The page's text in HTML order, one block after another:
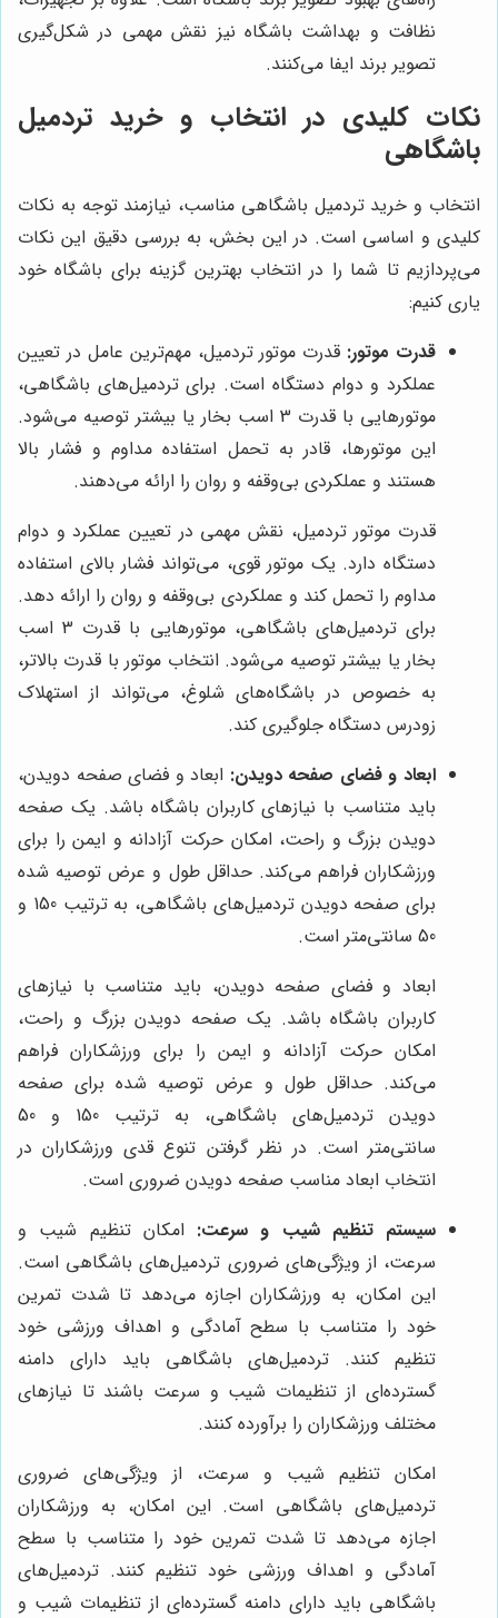
نظافت و بهداشت باشگاه نیز نقش مهمی در شکل‌گیری
تصویر برند ایفا می‌کنند.
نکات کلیدی در انتخاب و خرید تردمیل
باشگاهی
انتخاب و خرید تردمیل باشگاهی مناسب، نیازمند توجه به نکات
کلیدی و اساسی است. در این بخش، به بررسی دقیق این نکات
می‌پردازیم تا شما را در انتخاب بهترین گزینه برای باشگاه خود
یاری کنیم:
قدرت موتور: قدرت موتور تردمیل، مهم‌ترین عامل در تعیین
عملکرد و دوام دستگاه است. برای تردمیل‌های باشگاهی،
موتورهایی با قدرت 3 اسب بخار یا بیشتر توصیه می‌شود.
این موتورها، قادر به تحمل استفاده مداوم و فشار بالا
هستند و عملکردی بی‌وقفه و روان را ارائه می‌دهند.
قدرت موتور تردمیل، نقش مهمی در تعیین عملکرد و دوام
دستگاه دارد. یک موتور قوی، می‌تواند فشار بالای استفاده
مداوم را تحمل کند و عملکردی بی‌وقفه و روان را ارائه دهد.
برای تردمیل‌های باشگاهی، موتورهایی با قدرت 3 اسب
بخار یا بیشتر توصیه می‌شود. انتخاب موتور با قدرت بالاتر،
به خصوص در باشگاه‌های شلوغ، می‌تواند از استهلاک
زودرس دستگاه جلوگیری کند.
ابعاد و فضای صفحه دویدن: ابعاد و فضای صفحه دویدن،
باید متناسب با نیازهای کاربران باشگاه باشد. یک صفحه
دویدن بزرگ و راحت، امکان حرکت آزادانه و ایمن را برای
ورزشکاران فراهم می‌کند. حداقل طول و عرض توصیه شده
برای صفحه دویدن تردمیل‌های باشگاهی، به ترتیب 150 و
50 سانتی‌متر است.
ابعاد و فضای صفحه دویدن، باید متناسب با نیازهای
کاربران باشگاه باشد. یک صفحه دویدن بزرگ و راحت،
امکان حرکت آزادانه و ایمن را برای ورزشکاران فراهم
می‌کند. حداقل طول و عرض توصیه شده برای صفحه
دویدن تردمیل‌های باشگاهی، به ترتیب 150 و 50
سانتی‌متر است. در نظر گرفتن تنوع قدی ورزشکاران در
انتخاب ابعاد مناسب صفحه دویدن ضروری است.
سیستم تنظیم شیب و سرعت: امکان تنظیم شیب و
سرعت، از ویژگی‌های ضروری تردمیل‌های باشگاهی است.
این امکان، به ورزشکاران اجازه می‌دهد تا شدت تمرین
خود را متناسب با سطح آمادگی و اهداف ورزشی خود
تنظیم کنند. تردمیل‌های باشگاهی باید دارای دامنه
گسترده‌ای از تنظیمات شیب و سرعت باشند تا نیازهای
مختلف ورزشکاران را برآورده کنند.
امکان تنظیم شیب و سرعت، از ویژگی‌های ضروری
تردمیل‌های باشگاهی است. این امکان، به ورزشکاران
اجازه می‌دهد تا شدت تمرین خود را متناسب با سطح
آمادگی و اهداف ورزشی خود تنظیم کنند. تردمیل‌های
باشگاهی باید دارای دامنه گسترده‌ای از تنظیمات شیب و